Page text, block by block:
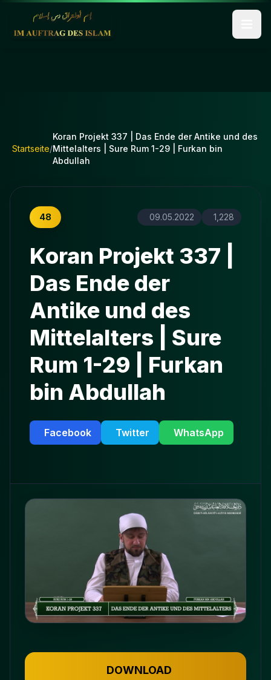
Startseite/
Koran Projekt 337 | Das Ende der Antike und des
Mittelalters | Sure Rum 1-29 | Furkan bin
Abdullah
48 09.05.2022 1,228
Koran Projekt 337 |
Das Ende der
Antike und des
Mittelalters | Sure
Rum 1-29 | Furkan
bin Abdullah
Facebook Twitter WhatsApp
DOWNLOAD